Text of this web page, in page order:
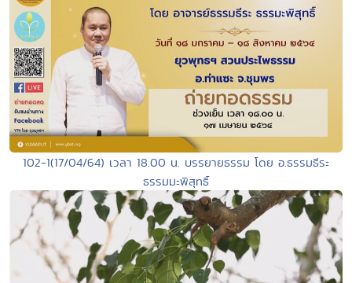
102-1(17/04/64) เวลา 18.00 น. บรรยายธรรม โดย อ.ธรรมธีระ
ธรรมมะพิสุทธิ์